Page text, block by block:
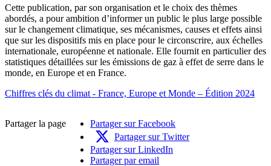
Cette publication, par son organisation et le choix des thèmes
abordés, a pour ambition d’informer un public le plus large possible
sur le changement climatique, ses mécanismes, causes et effets ainsi
que sur les dispositifs mis en place pour le circonscrire, aux échelles
internationale, européenne et nationale. Elle fournit en particulier des
statistiques détaillées sur les émissions de gaz à effet de serre dans le
monde, en Europe et en France.
Chiffres clés du climat - France, Europe et Monde – Édition 2024
Partager la page
Partager sur Facebook
Partager sur Twitter
Partager sur LinkedIn
Partager par email